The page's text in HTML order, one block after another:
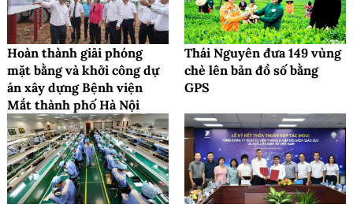
Hoàn thành giải phóng
mặt bằng và khởi công dự
án xây dựng Bệnh viện
Mắt thành phố Hà Nội
Thái Nguyên đưa 149 vùng
chè lên bản đồ số bằng
GPS